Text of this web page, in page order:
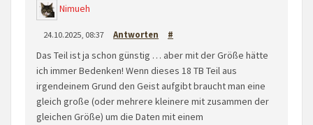
Nimueh
24.10.2025, 08:37 Antworten #
Das Teil ist ja schon günstig … aber mit der Größe hätte
ich immer Bedenken! Wenn dieses 18 TB Teil aus
irgendeinem Grund den Geist aufgibt braucht man eine
gleich große (oder mehrere kleinere mit zusammen der
gleichen Größe) um die Daten mit einem